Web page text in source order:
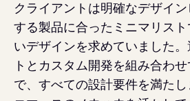
クライアントは明確なデザイ
する製品に合ったミニマリス
いデザインを求めていました
トとカスタム開発を組み合わ
で、すべての設計要件を満た